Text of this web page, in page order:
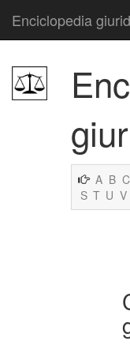
Enciclopedia
A B C
S T U V